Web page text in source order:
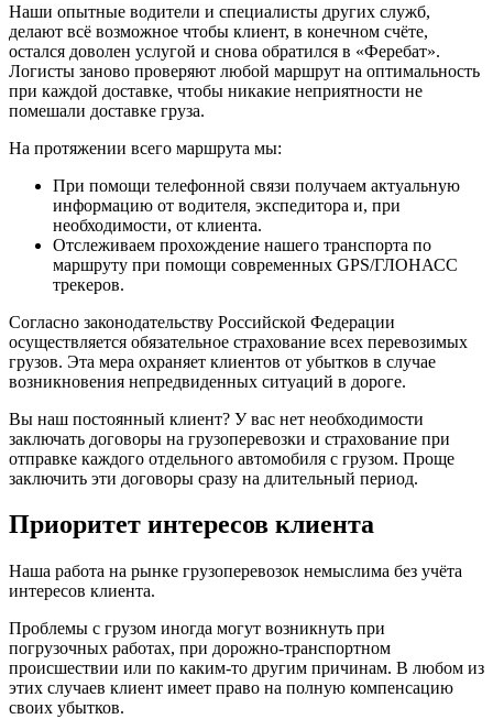
Наши опытные водители и специалисты других служб,
делают всё возможное чтобы клиент, в конечном счёте,
остался доволен услугой и снова обратился в «Феребат».
Логисты заново проверяют любой маршрут на оптимальность
при каждой доставке, чтобы никакие неприятности не
помешали доставке груза.
На протяжении всего маршрута мы:
При помощи телефонной связи получаем актуальную
информацию от водителя, экспедитора и, при
необходимости, от клиента.
Отслеживаем прохождение нашего транспорта по
маршруту при помощи современных GPS/ГЛОНАСС
трекеров.
Согласно законодательству Российской Федерации
осуществляется обязательное страхование всех перевозимых
грузов. Эта мера охраняет клиентов от убытков в случае
возникновения непредвиденных ситуаций в дороге.
Вы наш постоянный клиент? У вас нет необходимости
заключать договоры на грузоперевозки и страхование при
отправке каждого отдельного автомобиля с грузом. Проще
заключить эти договоры сразу на длительный период.
Приоритет интересов клиента
Наша работа на рынке грузоперевозок немыслима без учёта
интересов клиента.
Проблемы с грузом иногда могут возникнуть при
погрузочных работах, при дорожно-транспортном
происшествии или по каким-то другим причинам. В любом из
этих случаев клиент имеет право на полную компенсацию
своих убытков.